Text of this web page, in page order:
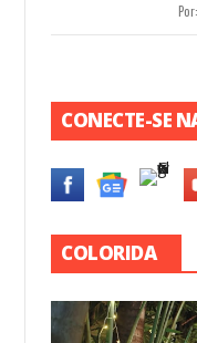
Por:
CONECTE-SE
COLORIDA